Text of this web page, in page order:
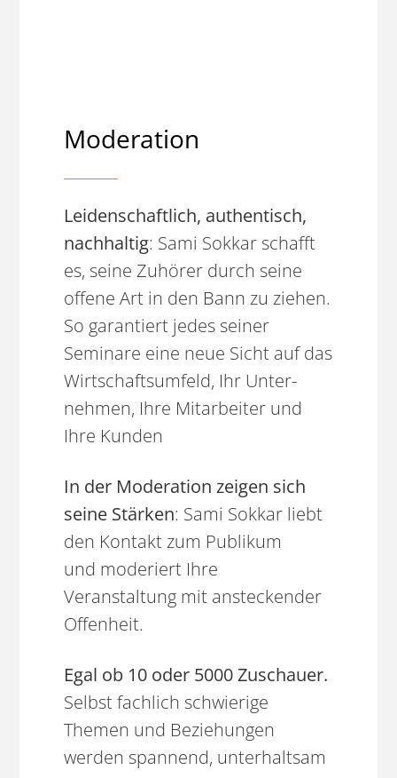
Moderation
Leidenschaftlich, authentisch,
nachhaltig: Sami Sokkar schafft
es, seine Zuhörer durch seine
offene Art in den Bann zu ziehen.
So garantiert jedes seiner
Seminare eine neue Sicht auf das
Wirtschafts­umfeld, Ihr Unter­
nehmen, Ihre Mitarbeiter und
Ihre Kunden
In der Moderation zeigen sich
seine Stärken: Sami Sokkar liebt
den Kontakt zum Publikum
und moderiert Ihre
Veranstaltung mit ansteckender
Offenheit.
Egal ob 10 oder 5000 Zuschauer.
Selbst fachlich schwierige
Themen und Beziehungen
werden spannend, unterhaltsam